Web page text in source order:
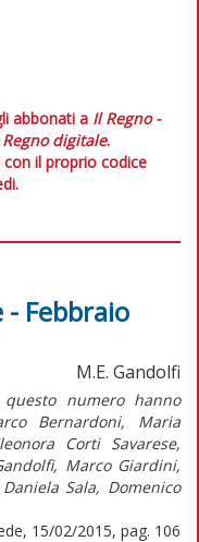
abbonati a Il Regno -
digitale.
il proprio codice
- Febbraio
M.E. Gandolfi
numero hanno
Bernardoni, Maria
Corti Savarese,
Marco Giardini,
Sala, Domenico
15/02/2015, pag. 106